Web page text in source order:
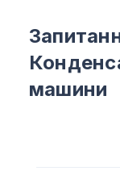
машини